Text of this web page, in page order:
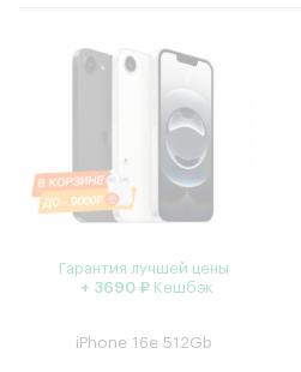
Гарантия лучшей цены
+ 3690 ₽Кешбэк
iPhone 16e 512Gb